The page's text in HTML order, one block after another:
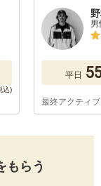
平日
最終アクティ
もらう